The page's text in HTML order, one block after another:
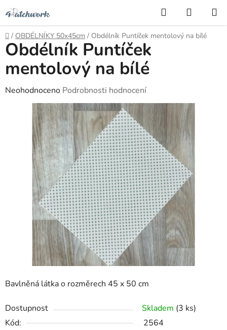
Přejít
na
obsah
Hledat
KOŠÍK
Domů
/ OBDÉLNÍKY 50x45cm / Obdélník Puntíček mentolový na bílé
Bavlněná látka o rozměrech 45 x 50 cm
Dostupnost Skladem (3 ks)
Kód:
2564
Obdélník Puntíček
mentolový na bílé
Průměrné
hodnocení
produktu
hvězdiček.
Neohodnoceno Podrobnosti hodnocení